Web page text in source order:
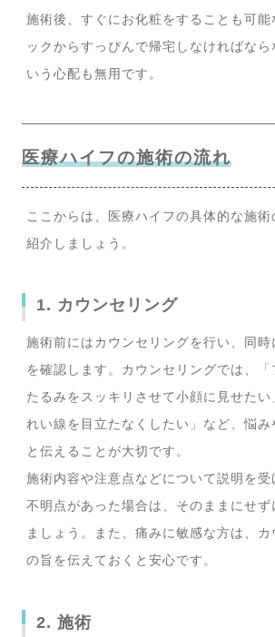
施術後、すぐにお化粧をすることも可能
ックからすっぴんで帰宅しなければなら
いう心配も無用です。
医療ハイフの施術の流れ
ここからは、医療ハイフの具体的な施
紹介しましょう。
1. カウンセリング
施術前にはカウンセリングを行い、同
を確認します。カウンセリングでは、
たるみをスッキリさせて小顔に見せたい
れい線を目立たなくしたい」など、悩み
と伝えることが大切です。
施術内容や注意点などについて説明を
不明点があった場合は、そのままにせず
ましょう。また、痛みに敏感な方は、
の旨を伝えておくと安心です。
2. 施術